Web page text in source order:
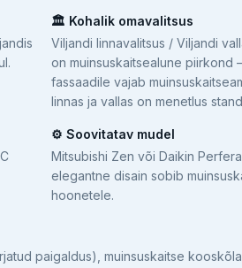
🏛️ Kohalik omavalitsus
Viljandi linnavalitsus / Viljandi
on muinsuskaitsealune piirkond
fassaadile vajab
linnas ja vallas on menetlus
⚙️ Soovitatav mudel
Mitsubishi Zen või Daikin
elegantne disain sobib
hoonetele.
paigaldus), muinsuskaitse